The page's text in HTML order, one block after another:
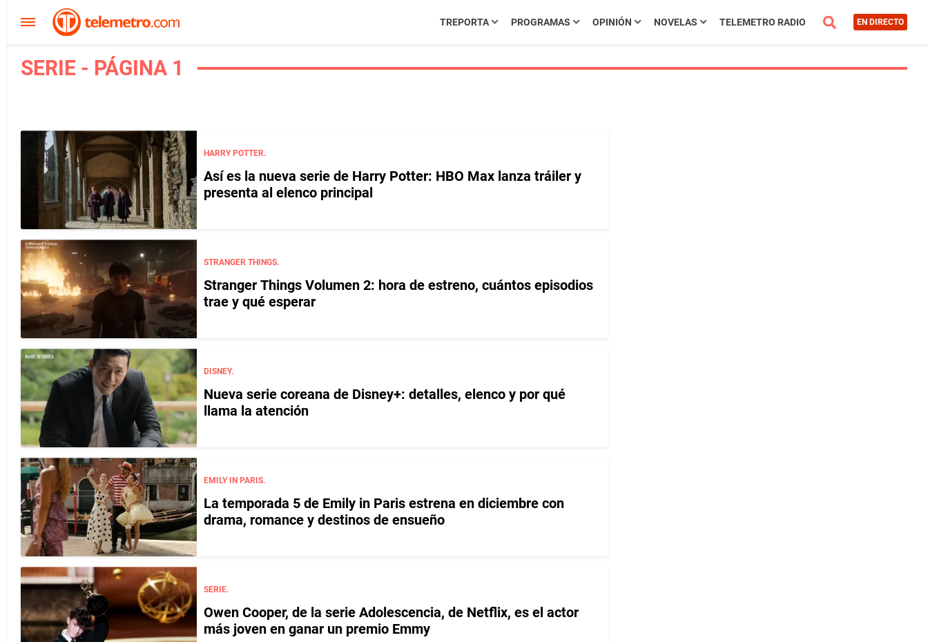
TREPORTA PROGRAMAS OPINIÓN NOVELAS TELEMETRO RADIO EN DIRECTO
SERIE - PÁGINA 1
HARRY POTTER.
Así es la nueva serie de Harry Potter: HBO Max lanza tráiler y
presenta al elenco principal
STRANGER THINGS.
Stranger Things Volumen 2: hora de estreno, cuántos episodios
trae y qué esperar
DISNEY.
Nueva serie coreana de Disney+: detalles, elenco y por qué
llama la atención
EMILY IN PARIS.
La temporada 5 de Emily in Paris estrena en diciembre con
drama, romance y destinos de ensueño
SERIE.
Owen Cooper, de la serie Adolescencia, de Netflix, es el actor
más joven en ganar un premio Emmy